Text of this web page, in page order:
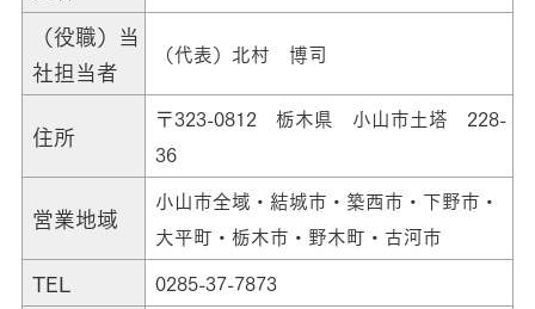
（役職）当
社担当者
（代表）北村 博司
住所
〒323-0812 栃木県 小山市土塔 228-
36
営業地域
小山市全域・結城市・築西市・下野市・
大平町・栃木市・野木町・古河市
TEL 0285-37-7873